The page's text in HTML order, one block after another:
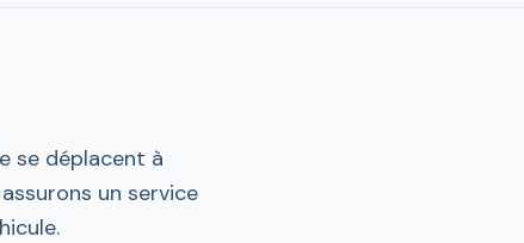
se déplacent à
un service